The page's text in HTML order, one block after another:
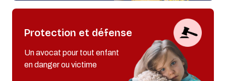
Protection et défense
Un avocat pour tout enfant
en danger ou victime